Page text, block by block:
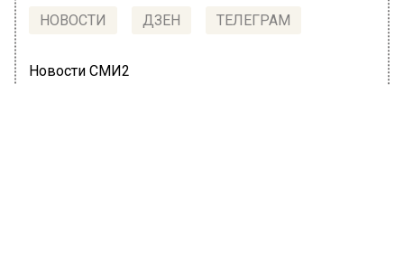
НОВОСТИ ДЗЕН ТЕЛЕГРАМ
Новости СМИ2